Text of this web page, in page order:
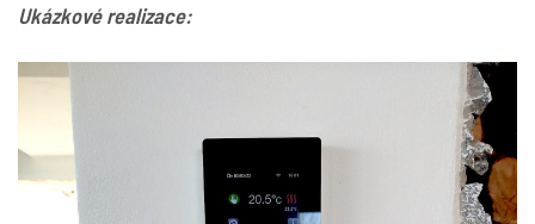
Ukázkové realizace: